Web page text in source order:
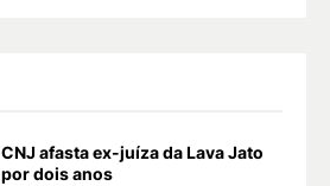
CNJ afasta ex-juíza da Lava Jato
por dois anos